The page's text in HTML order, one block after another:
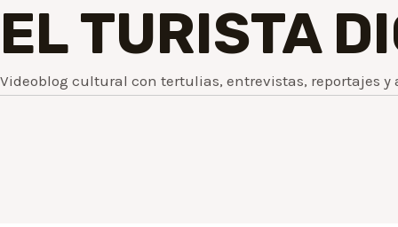
EL TURISTA
Videoblog cultural con tertulias, entrevistas, reportajes y